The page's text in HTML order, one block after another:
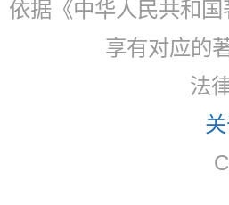
依据《中华人民共和
享有对应的
法